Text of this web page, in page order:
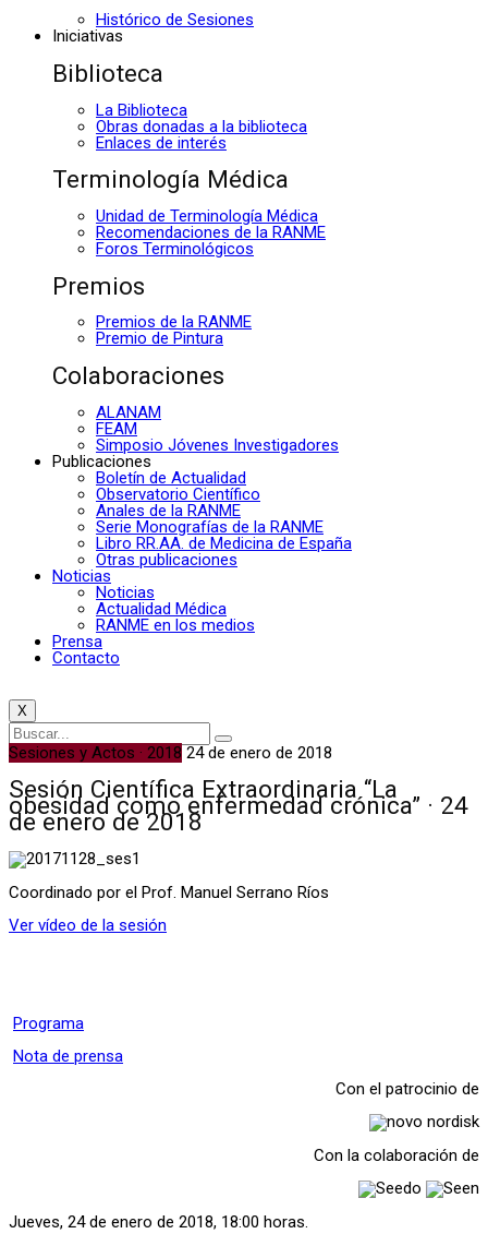
Histórico de Sesiones
Iniciativas
Biblioteca
La Biblioteca
Obras donadas a la biblioteca
Enlaces de interés
Terminología Médica
Unidad de Terminología Médica
Recomendaciones de la RANME
Foros Terminológicos
Premios
Premios de la RANME
Premio de Pintura
Colaboraciones
ALANAM
FEAM
Simposio Jóvenes Investigadores
Publicaciones
Boletín de Actualidad
Observatorio Científico
Anales de la RANME
Serie Monografías de la RANME
Libro RR.AA. de Medicina de España
Otras publicaciones
Noticias
Noticias
Actualidad Médica
RANME en los medios
Prensa
Contacto
X
Sesiones y Actos · 2018 24 de enero de 2018
Sesión Científica Extraordinaria “La
obesidad como enfermedad crónica” · 24
de enero de 2018
Coordinado por el Prof. Manuel Serrano Ríos
Ver vídeo de la sesión
Programa
Nota de prensa
Con el patrocinio de
Con la colaboración de
Jueves, 24 de enero de 2018, 18:00 horas.